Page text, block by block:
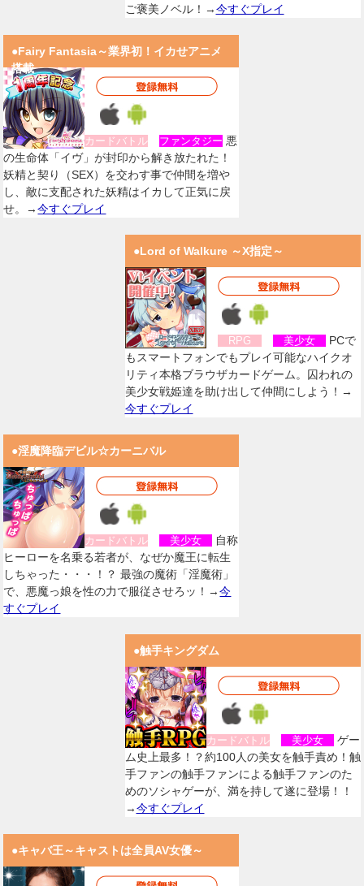
ご褒美ノベル！→今すぐプレイ
●Fairy Fantasia～業界初！イカせアニメ
搭載
カードバトル ファンタジー 悪
の生命体「イヴ」が封印から解き放たれた！
妖精と契り（SEX）を交わす事で仲間を増や
し、敵に支配された妖精はイカして正気に戻
せ。→今すぐプレイ
●Lord of Walkure ～X指定～
RPG 美少女
PCで
もスマートフォンでもプレイ可能なハイクオ
リティ本格ブラウザカードゲーム。囚われの
美少女戦姫達を助け出して仲間にしよう！→
今すぐプレイ
●淫魔降臨デビル☆カーニバル
カードバトル 美少女
自称
ヒーローを名乗る若者が、なぜか魔王に転生
しちゃった・・・！？ 最強の魔術「淫魔術」
で、悪魔っ娘を性の力で服従させろッ！→今
すぐプレイ
●触手キングダム
カードバトル 美少女
ゲー
ム史上最多！？約100人の美女を触手責め！触
手ファンの触手ファンによる触手ファンのた
めのソシャゲーが、満を持して遂に登場！！
→今すぐプレイ
●キャバ王～キャストは全員AV女優～